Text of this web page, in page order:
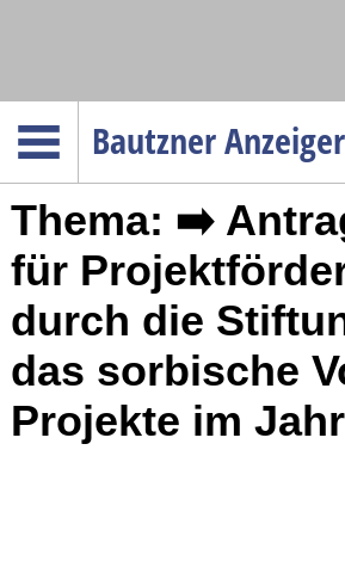
Bautzner Anzeiger
Menüpunkte
Startseite
Gesellschaft
Wirtschaft
Service
Verkehr
Gesundheit
Thema: ➡️
für
durch die
das sorbische
Projekte im